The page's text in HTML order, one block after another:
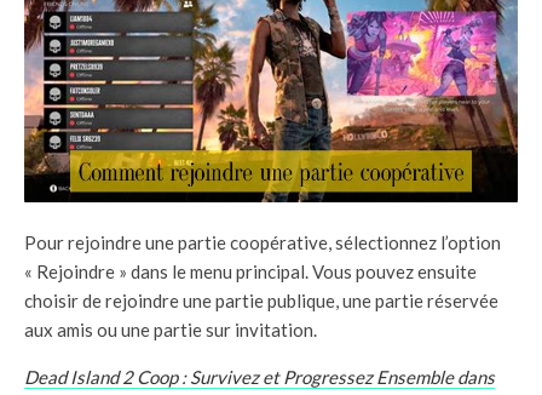
Pour rejoindre une partie coopérative, sélectionnez l’option
« Rejoindre » dans le menu principal. Vous pouvez ensuite
choisir de rejoindre une partie publique, une partie réservée
aux amis ou une partie sur invitation.
Dead Island 2 Coop : Survivez et Progressez Ensemble dans